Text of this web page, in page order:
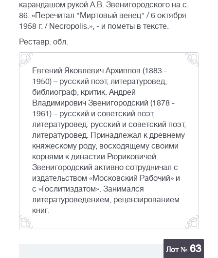
карандашом рукой А.В. Звенигородского на с.
86: «Перечитал "Миртовый венец" / 6 октября
1958 г. / Necropolis.», - и пометы в тексте.
Реставр. обл.
Евгений Яковлевич Архиппов (1883 -
1950) – русский поэт, литературовед,
библиограф, критик. Андрей
Владимирович Звенигородский (1878 -
1961) – русский и советский поэт,
литературовед. русский и советский поэт,
литературовед. Принадлежал к древнему
княжескому роду, восходящему своими
корнями к династии Рюриковичей.
Звенигородский активно сотрудничал с
издательством «Московский Рабочий» и
с «Гослитиздатом». Занимался
литературоведением, рецензированием
книг.
Лот № 63